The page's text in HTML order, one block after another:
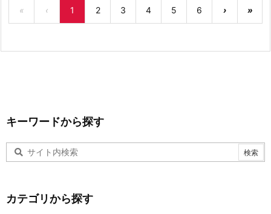
« ‹ 1 2 3 4 5 6 › »
キーワードから探す
カテゴリから探す